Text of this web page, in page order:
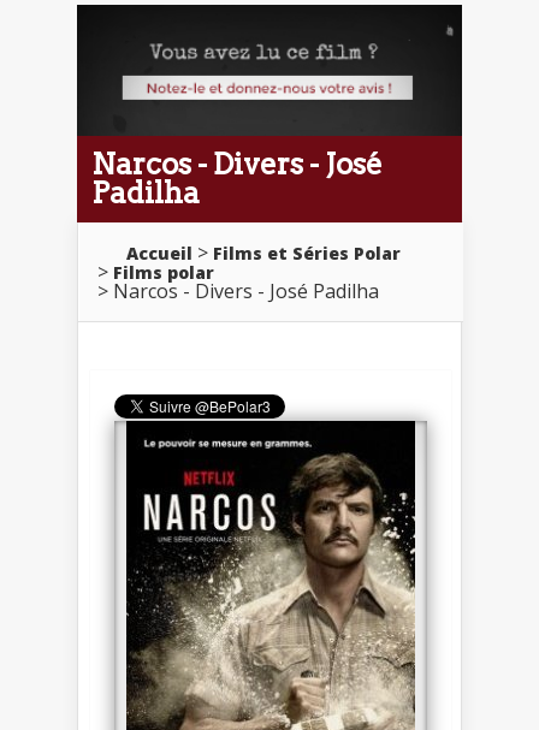
Narcos - Divers - José
Padilha
Accueil
Films et Séries Polar
Films polar
Narcos - Divers - José Padilha